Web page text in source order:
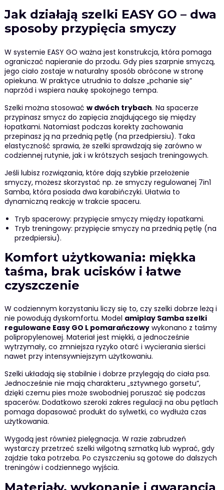
Jak działają szelki EASY GO – dwa
sposoby przypięcia smyczy
W systemie EASY GO ważna jest konstrukcja, która pomaga
ograniczać napieranie do przodu. Gdy pies szarpnie smyczą,
jego ciało zostaje w naturalny sposób obrócone w stronę
opiekuna. W praktyce utrudnia to dalsze „pchanie się”
naprzód i wspiera naukę spokojnego tempa.
Szelki można stosować w dwóch trybach. Na spacerze
przypinasz smycz do zapięcia znajdującego się między
łopatkami. Natomiast podczas korekty zachowania
przepinasz ją na przednią pętlę (na przedpiersiu). Taka
elastyczność sprawia, że szelki sprawdzają się zarówno w
codziennej rutynie, jak i w krótszych sesjach treningowych.
Jeśli lubisz rozwiązania, które dają szybkie przełożenie
smyczy, możesz skorzystać np. ze smyczy regulowanej 7in1
Samba, która posiada dwa karabińczyki. Ułatwia to
dynamiczną reakcję w trakcie spaceru.
Tryb spacerowy: przypięcie smyczy między łopatkami.
Tryb treningowy: przypięcie smyczy na przednią pętlę (na
przedpiersiu).
Komfort użytkowania: miękka
taśma, brak ucisków i łatwe
czyszczenie
W codziennym korzystaniu liczy się to, czy szelki dobrze leżą i
nie powodują dyskomfortu. Model amiplay Samba szelki
regulowane Easy GO L pomarańczowywykonano z taśmy
polipropylenowej. Materiał jest miękki, a jednocześnie
wytrzymały, co zmniejsza ryzyko otarć i wycierania sierści
nawet przy intensywniejszym użytkowaniu.
Szelki układają się stabilnie i dobrze przylegają do ciała psa.
Jednocześnie nie mają charakteru „sztywnego gorsetu”,
dzięki czemu pies może swobodniej poruszać się podczas
spacerów. Dodatkowo szeroki zakres regulacji na obu pętlach
pomaga dopasować produkt do sylwetki, co wydłuża czas
użytkowania.
Wygodą jest również pielęgnacja. W razie zabrudzeń
wystarczy przetrzeć szelki wilgotną szmatką lub wyprać, gdy
zajdzie taka potrzeba. Po czyszczeniu są gotowe do dalszych
treningów i codziennego wyjścia.